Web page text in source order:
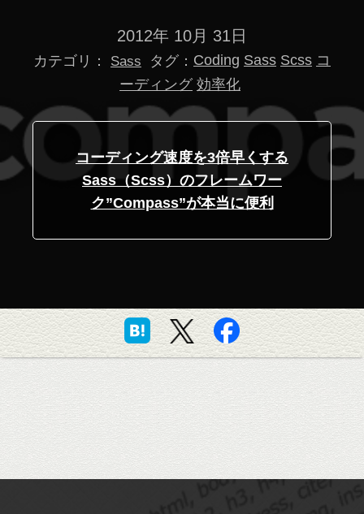
2012年 10月 31日
カテゴリ： Sass タグ： Coding Sass Scss コ
ーディング 効率化
コーディング速度を3倍早くする
Sass（Scss）のフレームワー
ク”Compass”が本当に便利